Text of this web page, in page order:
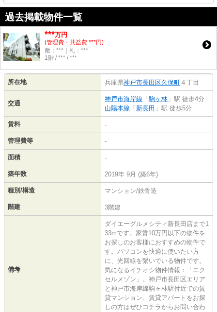
過去掲載物件一覧
***万円
(管理費・共益費 ***円)
敷：***｜礼：***
1階 / *** / ***
所在地 兵庫県神戸市長田区久保町 ４丁目
交通
神戸市海岸線 「駒ヶ林 」駅 徒歩4分
山陽本線 「 新長田 」駅 徒歩5分
賃料 -
管理費等 -
面積 -
築年数 2019年 9月 (築6年)
種別/構造 マンション/鉄骨造
階建 3階建
備考
ダイエーグルメシティ新長田店まで1
33mです。家賃10万円以下の物件を
お探しのお客様におすすめの物件で
す。パソコンを快適に使いたい方
に、光回線を繋いでいる物件です。
気になるイチオシ物件情報：「エク
セルメゾン」。神戸市長田区エリア
と神戸市海岸線駒ヶ林駅付近での賃
貸マンション、賃貸アパートをお探
しの方はぜひコチラからお問い合わ